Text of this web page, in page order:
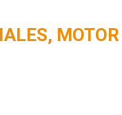
MOTOR